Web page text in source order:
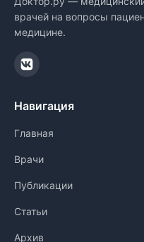
врачей на вопросы
медицине.
Навигация
Главная
Врачи
Публикации
Статьи
Архив